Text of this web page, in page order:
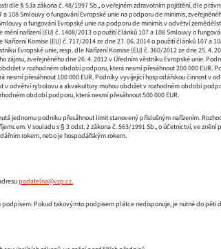
dle § 53a zákona č. 48/1997 Sb., o veřejném zdravotním pojištění, dle
108 Smlouvy o fungování Evropské unie na podporu de minimis,
o fungování Evropské unie na podporu de minimis v odvětví
mění nařízení (EU) č. 1408/2013 o použití článků 107 a 108 Smlouvy o
Komise (EU) č. 717/2014 ze dne 27. 06. 2014 o použití článků 107 a
Evropské unie, resp. dle Nařízení Komise (EU) č. 360/2012 ze dne 25. 4.
zveřejněného dne 26. 4. 2012 v Úředním věstníku Evropské unie.
v rozhodném období podporu, která nesmí přesáhnout 200 000 EUR.
přesáhnout 100 000 EUR. Podniky vyvíjející hospodářskou činnost v
odvětví rybolovu a akvakultury mohou obdržet v rozhodném období
období podporu, která nesmí přesáhnout 500 000 EUR.
jednomu podniku přesáhnout limit stanovený příslušným nařízením.
V souladu s § 3 odst. 2 zákona č. 563/1991 Sb., o účetnictví, ve
rokem, nebo je hospodářským rokem.
podatelna@vzp.cz.
Pokud takovýmto podpisem plátce nedisponuje, je nutné do